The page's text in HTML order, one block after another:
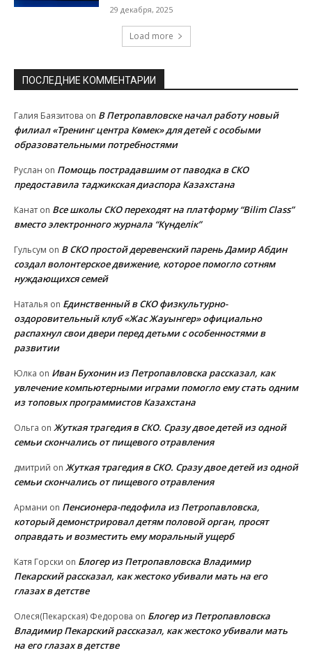
29 декабря, 2025
Load more
ПОСЛЕДНИЕ КОММЕНТАРИИ
Галия Баязитова on В Петропавловске начал работу новый
филиал «Тренинг центра Көмек» для детей с особыми
образовательными потребностями
Руслан on Помощь пострадавшим от паводка в СКО
предоставила таджикская диаспора Казахстана
Канат on Все школы СКО переходят на платформу “Bilim Class”
вместо электронного журнала “Күнделік”
Гульсум on В СКО простой деревенский парень Дамир Абдин
создал волонтерское движение, которое помогло сотням
нуждающихся семей
Наталья on Единственный в СКО физкультурно-
оздоровительный клуб «Жас Жауынгер» официально
распахнул свои двери перед детьми с особенностями в
развитии
Юлка on Иван Бухонин из Петропавловска рассказал, как
увлечение компьютерными играми помогло ему стать одним
из топовых программистов Казахстана
Ольга on Жуткая трагедия в СКО. Сразу двое детей из одной
семьи скончались от пищевого отравления
дмитрий on Жуткая трагедия в СКО. Сразу двое детей из одной
семьи скончались от пищевого отравления
Армани on Пенсионера-педофила из Петропавловска,
который демонстрировал детям половой орган, просят
оправдать и возместить ему моральный ущерб
Катя Горски on Блогер из Петропавловска Владимир
Пекарский рассказал, как жестоко убивали мать на его
глазах в детстве
Олеся(Пекарская) Федорова on Блогер из Петропавловска
Владимир Пекарский рассказал, как жестоко убивали мать
на его глазах в детстве